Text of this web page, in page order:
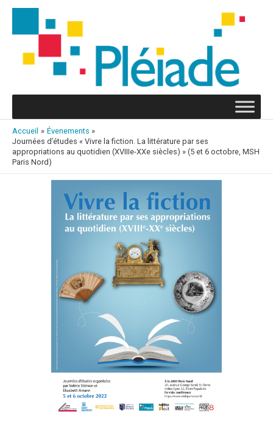
Aller
contenu
Accueil
Évenements
Journées d’études « Vivre la fiction. La littérature par ses
appropriations au quotidien (XVIIIe-XXe siècles) » (5 et 6 octobre, MSH
Paris Nord)